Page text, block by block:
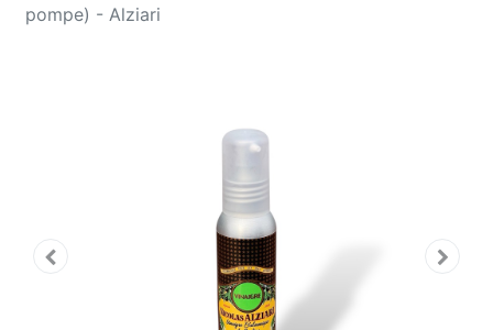
pompe) - Alziari